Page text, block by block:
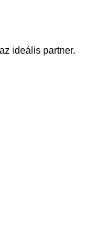
ideális partner.